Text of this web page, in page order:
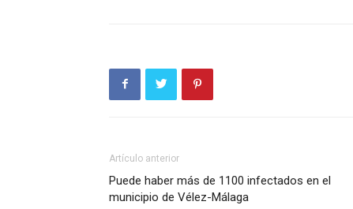
Artículo anterior
Puede haber más de 1100 infectados en el
municipio de Vélez-Málaga